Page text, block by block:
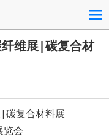
维展|碳复合材
碳复合材料展
览会